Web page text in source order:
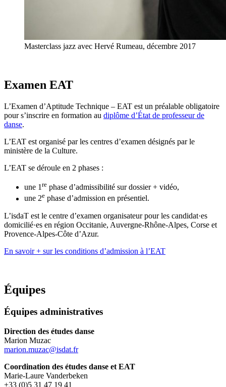
Masterclass jazz avec Hervé Rumeau, décembre 2017
Examen EAT
L’Examen d’Aptitude Technique – EAT est un préalable obligatoire
pour s’inscrire en formation au diplôme d’État de professeur de
danse.
L’EAT est organisé par les centres d’examen désignés par le
ministère de la Culture.
L’EAT se déroule en 2 phases :
une 1 re phase d’admissibilité sur dossier + vidéo,
une 2e phase d’admission en présentiel.
L’isdaT est le centre d’examen organisateur pour les candidat·es
domicilié·es en région Occitanie, Auvergne-Rhône-Alpes, Corse et
Provence-Alpes-Côte d’Azur.
En savoir + sur les conditions d’admission à l’EAT
Équipes
Équipes administratives
Direction des études danse
Marion Muzac
marion.muzac@isdat.fr
Coordination des études danse et EAT
Marie-Laure Vanderbeken
+33 (0)5 31 47 19 41